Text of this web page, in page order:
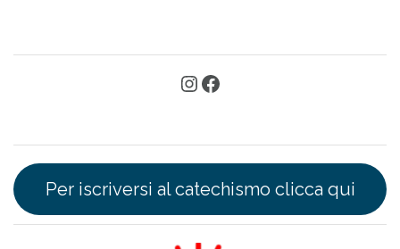
Per iscriversi al catechismo clicca qui